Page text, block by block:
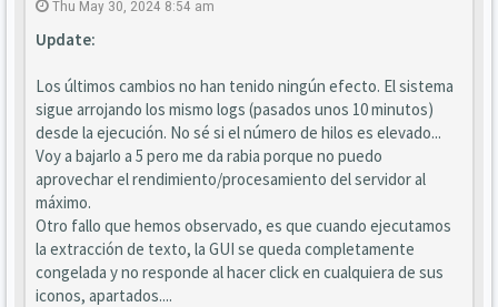
Thu May 30, 2024 8:54 am
Update:
Los últimos cambios no han tenido ningún efecto. El sistema
sigue arrojando los mismo logs (pasados unos 10 minutos)
desde la ejecución. No sé si el número de hilos es elevado...
Voy a bajarlo a 5 pero me da rabia porque no puedo
aprovechar el rendimiento/procesamiento del servidor al
máximo.
Otro fallo que hemos observado, es que cuando ejecutamos
la extracción de texto, la GUI se queda completamente
congelada y no responde al hacer click en cualquiera de sus
iconos, apartados....